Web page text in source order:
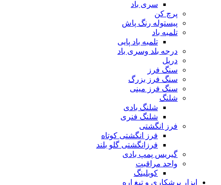
سری باد
پرچ کن
پیستوله رنگ پاش
تلمبه باد
تلمبه باد پایی
درجه بلد وسری باد
دریل
سنگ فرز
سنگ فرز بزرگ
سنگ فرز مینی
شلنگ
شلنگ بادی
شلنگ فنری
فرز انگشتی
فرز انگشتی کوتاه
فرزانگشتی گلو بلند
گیریس پمپ بادی
واحد مراقبت
کوبلینگ
ابزار برشکاری و تیغ اره